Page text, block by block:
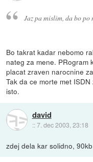
Jaz pa mislim, da bo po
Bo takrat kadar nebomo
nateg za mene. PRogram
placat zraven narocnine
Tak da ce morte met
isto.
david
::7. dec 2003, 23:18
zdej dela kar solidno,